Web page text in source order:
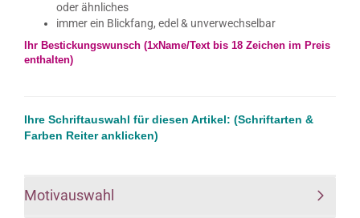
oder ähnliches
immer ein Blickfang,​​ edel & unverwechselbar
Ihr Bestickungswunsch (1xName/Text bis 18 Zeichen im Preis
enthalten)
Ihre Schriftauswahl für diesen Artikel: (Schriftarten &
Farben Reiter anklicken)
Motivauswahl